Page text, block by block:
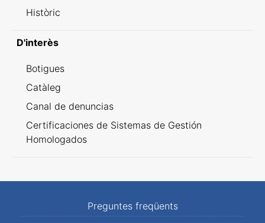
Històric
D'interès
Botigues
Catàleg
Canal de denuncias
Certificaciones de Sistemas de Gestión
Homologados
Preguntes freqüents